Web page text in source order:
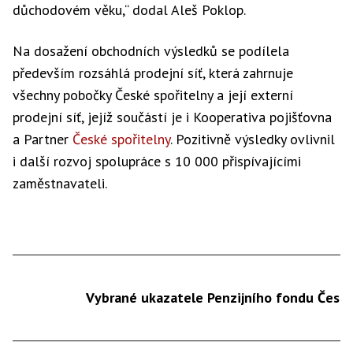
důchodovém věku,“ dodal Aleš Poklop.
Na dosažení obchodních výsledků se podílela
především rozsáhlá prodejní síť, která zahrnuje
všechny pobočky České spořitelny a její externí
prodejní síť, jejíž součástí je i Kooperativa pojišťovna
a Partner České spořitelny. Pozitivně výsledky ovlivnil
i další rozvoj spolupráce s 10 000 přispívajícími
zaměstnavateli.
Vybrané ukazatele Penzijního fondu